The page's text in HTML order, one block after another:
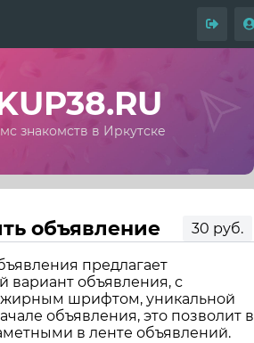
знакомств в Иркутске
объявление 30 руб.
предлагает
вариант объявления, с
шрифтом, уникальной
объявления, это позволит
в ленте объявлений.